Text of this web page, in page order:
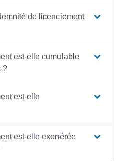
de licenciement
est-elle cumulable
?
est-elle
est-elle exonérée